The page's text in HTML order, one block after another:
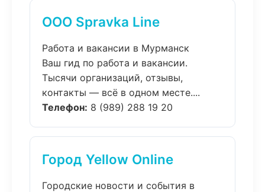
ООО Spravka Line
Работа и вакансии в Мурманск
Ваш гид по работа и вакансии.
Тысячи организаций, отзывы,
контакты — всё в одном месте....
Телефон: 8 (989) 288 19 20
Город Yellow Online
Городские новости и события в